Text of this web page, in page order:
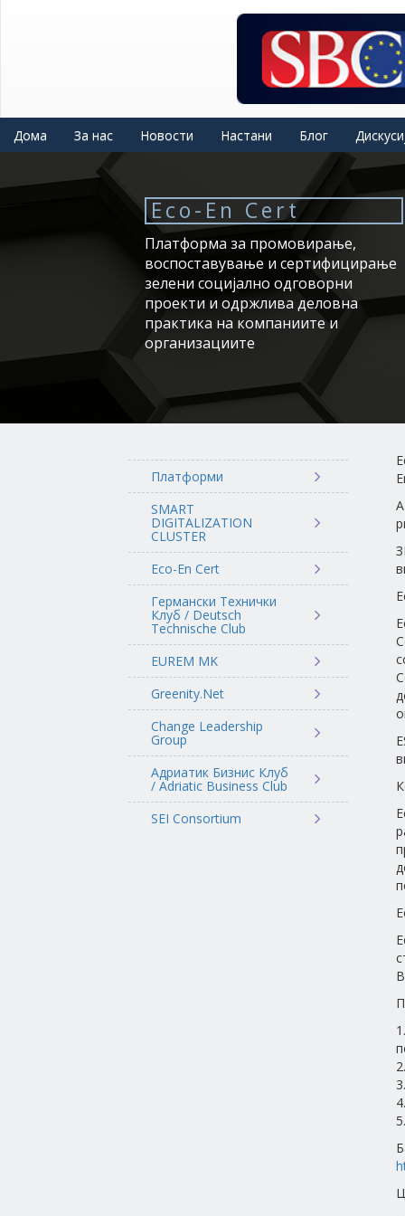
Дома За нас Новости Настани Блог
Eco-En Cert
Платформа за промовирање,
воспоставување и сертифицирање
зелени социјално одговорни
проекти и одржлива деловна
практика на компаниите и
организациите
Платформи
SMART
DIGITALIZATION
CLUSTER
Eco-En Cert
Германски Технички
Клуб / Deutsch
Technische Club
EUREM MK
Greenity.Net
Change Leadership
Group
Адриатик Бизнис Клуб
/ Adriatic Business Club
SEI Consortium